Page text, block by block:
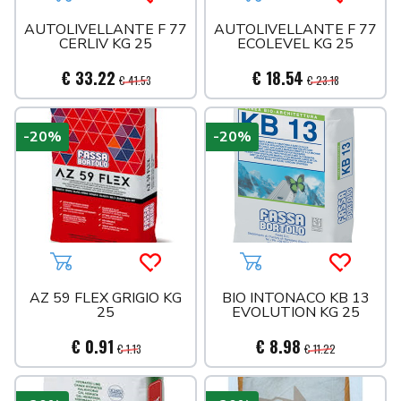
AUTOLIVELLANTE F 77
CERLIV KG 25
€ 33.22 € 41.53
AUTOLIVELLANTE F 77
ECOLEVEL KG 25
€ 18.54 € 23.18
Aggiungi al carrelloAcquista più tardi
AZ 59 FLEX GRIGIO KG
25
€ 0.91 € 1.13
-20%
Aggiungi al carrello
BIO INTONACO KB 13
EVOLUTION KG 25
€ 8.98 € 11.22
-20%
GUARNIZIONI
IRRIGAZIONE
MISCELATORI
MULTISTRATO
MULTISTRATO ACQUA
MULTISTRATO GAS
PPR VERDE
PRODOTTI CHIMICI
RACCORDI OTTONE
RACCORDI OTTONE CROMATO
RACCORDI RAME
RACCORDI ZINCATI
RADIATORI ED ACCESSORI
RISCALDAMENTO ED ACCESSORI
SANITARI
SEDILI
SCARICO INNESTO